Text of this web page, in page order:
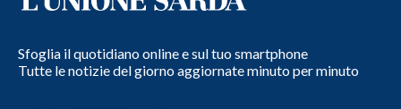
Sfoglia il quotidiano online e sul tuo smartphone
Tutte le notizie del giorno aggiornate minuto per minuto